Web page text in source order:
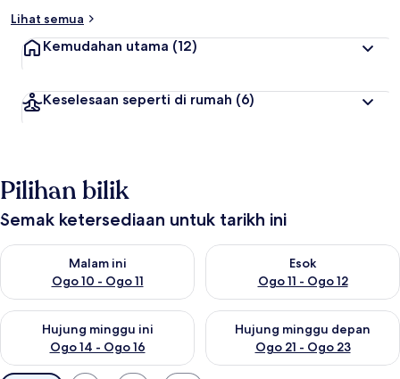
n
g
h
p
g
e
m
Lihat semua
Kemudahan utama (12)
Keselesaan seperti di rumah (6)
Pilihan bilik
Semak ketersediaan untuk tarikh ini
Malam ini
Ogo 10 - Ogo 11
Semak ketersediaan untuk malam ini Ogo 10 - Ogo 11
Esok
Ogo 11 - Ogo 12
Semak ketersediaan untuk
Hujung minggu ini
Ogo 14 - Ogo 16
Semak ketersediaan untuk hujung minggu ini Ogo 14 - Ogo 16
Hujung minggu depan
Ogo 21 - Ogo 23
Semak ketersediaan untuk